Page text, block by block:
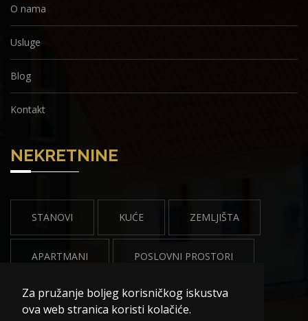
Za pružanje boljeg korisničkog iskustva
ova web stranica koristi kolačiće.
O nama
Usluge
Blog
Kontakt
NEKRETNINE
STANOVI KUĆE ZEMLJIŠTA
APARTMANI POSLOVNI PROSTORI
VILE HOTELI